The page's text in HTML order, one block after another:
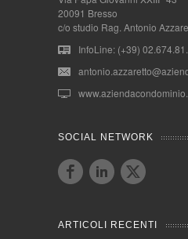
20091 Bresso
c/o studio Rag. Antonio
InfoLine: (+39)
SOCIAL NETWORK
ARTICOLI RECENTI